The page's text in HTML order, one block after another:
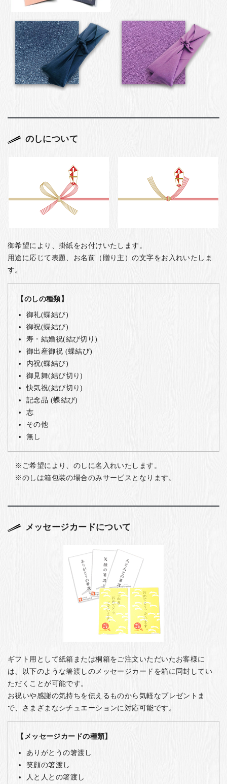
のしについて
御希望により、掛紙をお付けいたします。
用途に応じて表題、お名前（贈り主）の文字をお入れいたしま
す。
【のしの種類】
御礼(蝶結び)
御祝(蝶結び)
寿・結婚祝(結び切り)
御出産御祝 (蝶結び)
内祝(蝶結び)
御見舞(結び切り)
快気祝(結び切り)
記念品 (蝶結び)
志
その他
無し
ご希望により、のしに名入れいたします。
のしは箱包装の場合のみサービスとなります。
メッセージカードについて
ギフト用として紙箱または桐箱をご注文いただいたお客様に
は、以下のような箸渡しのメッセージカードを箱に同封してい
ただくことが可能です。
お祝いや感謝の気持ちを伝えるものから気軽なプレゼントま
で、さまざまなシチュエーションに対応可能です。
【メッセージカードの種類】
ありがとうの箸渡し
笑顔の箸渡し
人と人との箸渡し